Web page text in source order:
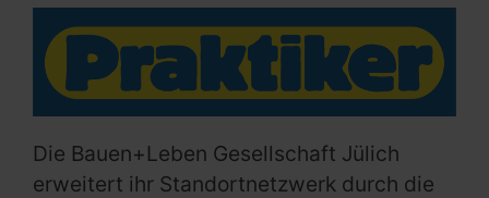
Die Bauen+Leben Gesellschaft Jülich
erweitert ihr Standortnetzwerk durch die